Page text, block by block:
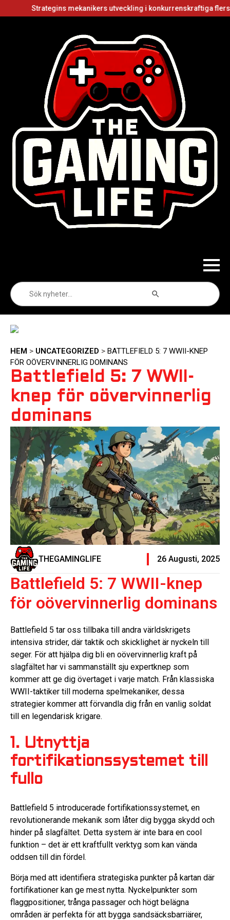
mekanikers utveckling i konkurrenskraftiga
efter:
HEM > UNCATEGORIZED > BATTLEFIELD 5: 7 WWII-KNEP
FÖR OÖVERVINNERLIG DOMINANS
Battlefield 5: 7 WWII-
knep för oövervinnerlig
dominans
THEGAMINGLIFE 26 Augusti, 2025
Battlefield 5: 7 WWII-knep
för oövervinnerlig dominans
Battlefield 5 tar oss tillbaka till andra världskrigets
intensiva strider, där taktik och skicklighet är nyckeln till
seger. För att hjälpa dig bli en oövervinnerlig kraft på
slagfältet har vi sammanställt sju expertknep som
kommer att ge dig övertaget i varje match. Från klassiska
WWII-taktiker till moderna spelmekaniker, dessa
strategier kommer att förvandla dig från en vanlig soldat
till en legendarisk krigare.
1. Utnyttja
fortifikationssystemet till
fullo
Battlefield 5 introducerade fortifikationssystemet, en
revolutionerande mekanik som låter dig bygga skydd och
hinder på slagfältet. Detta system är inte bara en cool
funktion – det är ett kraftfullt verktyg som kan vända
oddsen till din fördel.
Börja med att identifiera strategiska punkter på kartan där
fortifikationer kan ge mest nytta. Nyckelpunkter som
flaggpositioner, trånga passager och högt belägna
områden är perfekta för att bygga sandsäcksbarriärer,